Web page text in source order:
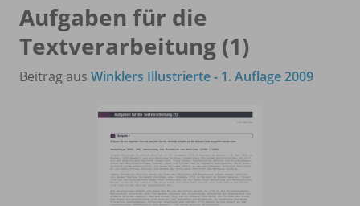
Aufgaben für die
Textverarbeitung (1)
Beitrag aus Winklers Illustrierte - 1. Auflage 2009